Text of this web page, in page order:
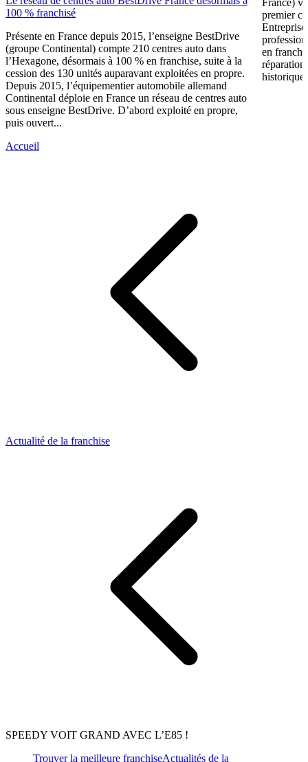
100 % franchisé
Présente en France depuis 2015, l’enseigne BestDrive
(groupe Continental) compte 210 centres auto dans
l’Hexagone, désormais à 100 % en franchise, suite à la
cession des 130 unités auparavant exploitées en propre.
Depuis 2015, l’équipementier automobile allemand
Continental déploie en France un réseau de centres auto
sous enseigne BestDrive. D’abord exploité en propre,
puis ouvert...
France)
premier
en
historique
Accueil
Actualité de la franchise
SPEEDY VOIT GRAND AVEC L’E85 !
Trouver la meilleure franchiseActualités de la